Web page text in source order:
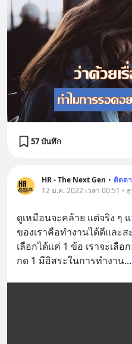
57 บันทึก
HR - The Next Gen • ติดต
12 ม.ค. 2022 เวลา 00:51 •
ดูเหมือนจะคล้าย แต่จริง ๆ
ของเราคือทำงานได้ดีและส
เลือกได้แค่ 1 ข้อ เราจะเลือ
กด 1 มีอิสระในการทำงาน...